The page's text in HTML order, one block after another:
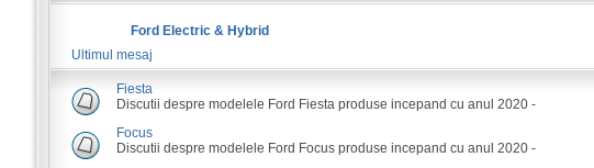
Ford Electric & Hybrid
Ultimul mesaj
Fiesta
Discutii despre modelele Ford Fiesta produse incepand cu anul 2020 -
Focus
Discutii despre modelele Ford Focus produse incepand cu anul 2020 -